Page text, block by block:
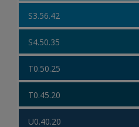
S3.56.42
S4.50.35
T0.50.25
T0.45.20
U0.40.20